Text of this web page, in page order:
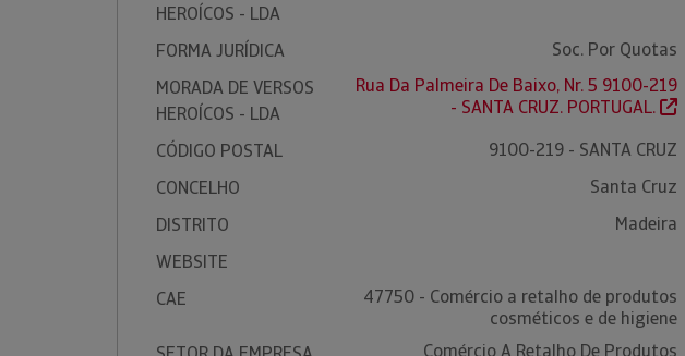
HEROÍCOS - LDA
FORMA JURÍDICA
Soc. Por Quotas
MORADA DE VERSOS
HEROÍCOS - LDA
Rua Da Palmeira De Baixo, Nr. 5 9100-219
- SANTA CRUZ. PORTUGAL.
CÓDIGO POSTAL
9100-219 - SANTA CRUZ
CONCELHO
Santa Cruz
DISTRITO
Madeira
WEBSITE
CAE
47750 - Comércio a retalho de produtos
cosméticos e de higiene
Comércio A Retalho De Produtos